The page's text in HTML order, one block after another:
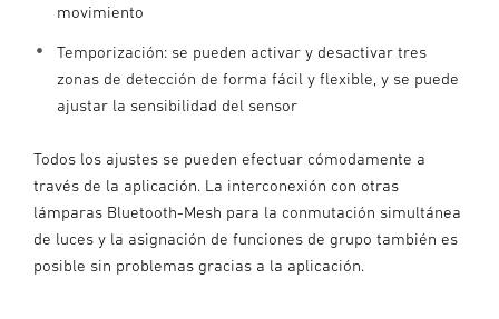
movimiento
Temporización: se pueden activar y desactivar tres
zonas de detección de forma fácil y flexible, y se puede
ajustar la sensibilidad del sensor
Todos los ajustes se pueden efectuar cómodamente a
través de la aplicación. La interconexión con otras
lámparas Bluetooth-Mesh para la conmutación simultánea
de luces y la asignación de funciones de grupo también es
posible sin problemas gracias a la aplicación.